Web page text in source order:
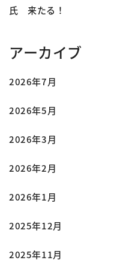
氏 来たる！
アーカイブ
2026年7月
2026年5月
2026年3月
2026年2月
2026年1月
2025年12月
2025年11月